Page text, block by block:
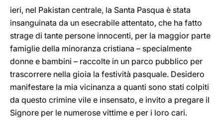
ieri, nel Pakistan centrale, la Santa Pasqua è stata
insanguinata da un esecrabile attentato, che ha fatto
strage di tante persone innocenti, per la maggior parte
famiglie della minoranza cristiana – specialmente
donne e bambini – raccolte in un parco pubblico per
trascorrere nella gioia la festività pasquale. Desidero
manifestare la mia vicinanza a quanti sono stati colpiti
da questo crimine vile e insensato, e invito a pregare il
Signore per le numerose vittime e per i loro cari.